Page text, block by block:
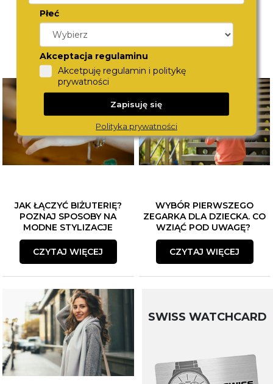
JAK ŁĄCZYĆ BIŻUTERIĘ?
POZNAJ SPOSOBY NA
MODNE STYLIZACJE
CZYTAJ WIĘCEJ
WYBÓR PIERWSZEGO
ZEGARKA DLA DZIECKA. CO
WZIĄĆ POD UWAGĘ?
CZYTAJ WIĘCEJ
SWISS WATCHCARD
Płeć
Akceptacja regulaminu
Akcetpuję regulamin i politykę
prywatności
Zapisuję się
Polityka prywatności